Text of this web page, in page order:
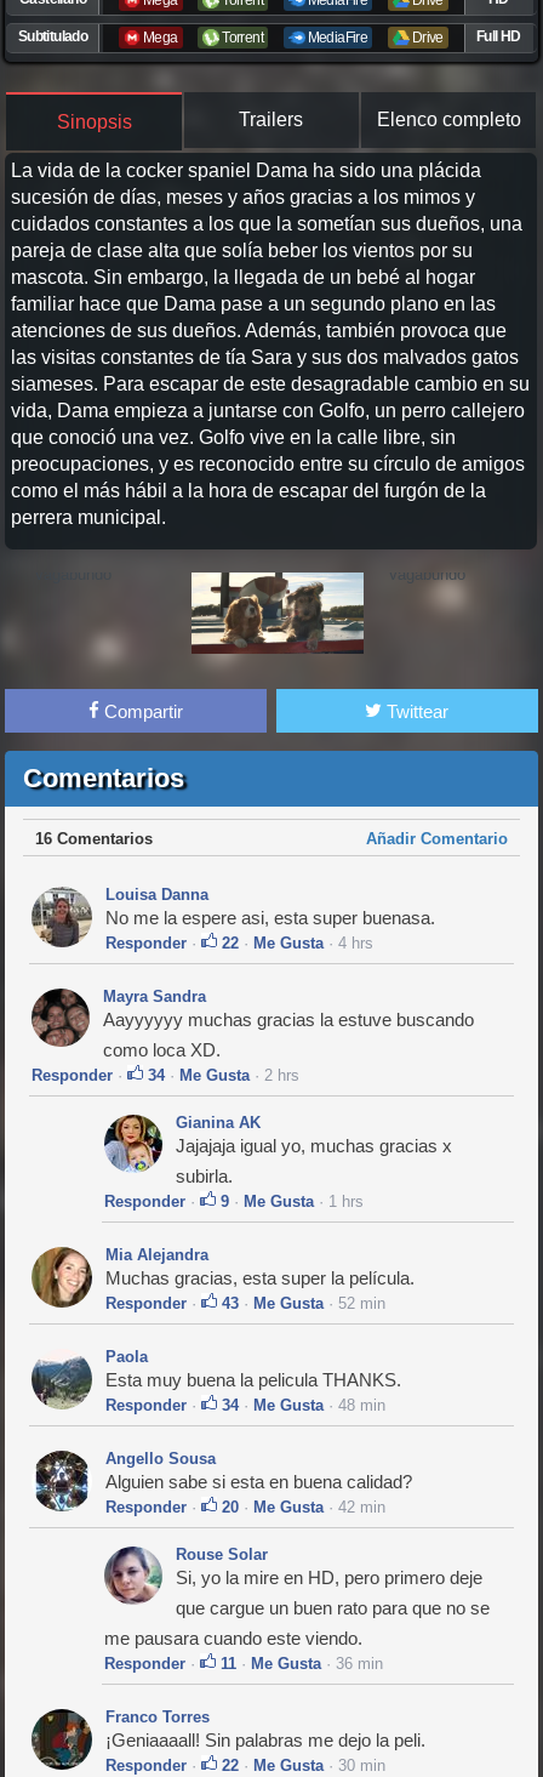
Subtitulado Mega Torrent MediaFire Drive Full HD
Sinopsis Trailers Elenco completo
La vida de la cocker spaniel Dama ha sido una plácida
sucesión de días, meses y años gracias a los mimos y
cuidados constantes a los que la sometían sus dueños, una
pareja de clase alta que solía beber los vientos por su
mascota. Sin embargo, la llegada de un bebé al hogar
familiar hace que Dama pase a un segundo plano en las
atenciones de sus dueños. Además, también provoca que
las visitas constantes de tía Sara y sus dos malvados gatos
siameses. Para escapar de este desagradable cambio en su
vida, Dama empieza a juntarse con Golfo, un perro callejero
que conoció una vez. Golfo vive en la calle libre, sin
preocupaciones, y es reconocido entre su círculo de amigos
como el más hábil a la hora de escapar del furgón de la
perrera municipal.
Compartir Twittear
Comentarios
16 Comentarios Añadir Comentario
Louisa Danna
No me la espere asi, esta super buenasa.
Responder · 22 ·Me Gusta · 4 hrs
Mayra Sandra
Aayyyyyy muchas gracias la estuve buscando
como loca XD.
Responder · 34·Me Gusta · 2 hrs
Gianina AK
Jajajaja igual yo, muchas gracias x
subirla.
Responder · 9 ·Me Gusta · 1 hrs
Mia Alejandra
Muchas gracias, esta super la película.
Responder · 43 ·Me Gusta · 52 min
Paola
Esta muy buena la pelicula THANKS.
Responder · 34·Me Gusta · 48 min
Angello Sousa
Alguien sabe si esta en buena calidad?
Responder · 20 ·Me Gusta · 42 min
Rouse Solar
Si, yo la mire en HD, pero primero deje
que cargue un buen rato para que no se
me pausara cuando este viendo.
Responder · 11 ·Me Gusta · 36 min
Franco Torres
¡Geniaaaall! Sin palabras me dejo la peli.
Responder · 22 ·Me Gusta · 30 min